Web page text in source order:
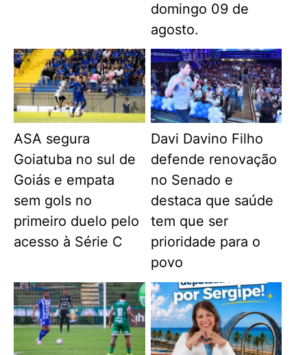
domingo 09 de
agosto.
ASA segura
Goiatuba no sul de
Goiás e empata
sem gols no
primeiro duelo pelo
acesso à Série C
Davi Davino Filho
defende renovação
no Senado e
destaca que saúde
tem que ser
prioridade para o
povo